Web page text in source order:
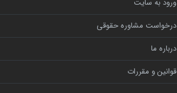
ورود به سایت
درخواست مشاوره حقوقی
درباره ما
قوانین و مقررات